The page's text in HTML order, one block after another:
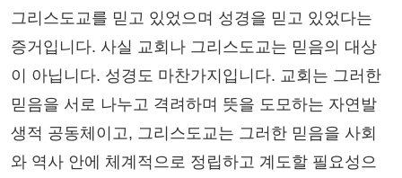
그리스도교를 믿고 있었으며 성경을 믿고 있었다는
증거입니다. 사실 교회나 그리스도교는 믿음의 대상
이 아닙니다. 성경도 마찬가지입니다. 교회는 그러한
믿음을 서로 나누고 격려하며 뜻을 도모하는 자연발
생적 공동체이고, 그리스도교는 그러한 믿음을 사회
와 역사 안에 체계적으로 정립하고 계도할 필요성으